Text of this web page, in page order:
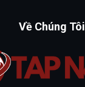
Về Chúng Tôi